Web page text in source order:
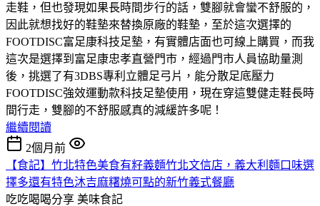
走鞋，但也發現如果長時間步行的話，雙腳就會蠻不舒服的，
因此就想找好的鞋墊來替換原廠的鞋墊，至於這次選擇的
FOOTDISC富足康科技足墊，有實體店面也可線上購買，而我
這次是選擇到富足康忠孝直營門市，經過門市人員協助量測
後，挑選了有3DBS專利立體足弓片，能分散足底壓力
FOOTDISC強效運動款科技足墊使用，現在穿這雙健走鞋長時
間行走，雙腳的不舒服感真的減緩許多呢！
繼續閱讀
2個月前
【食記】竹北特色美食有籽義麵竹北文信店，義大利麵口味選
擇多還有特色沐吉麻糬燒可點的新竹義式餐廳
吃吃喝喝分享 美味食記